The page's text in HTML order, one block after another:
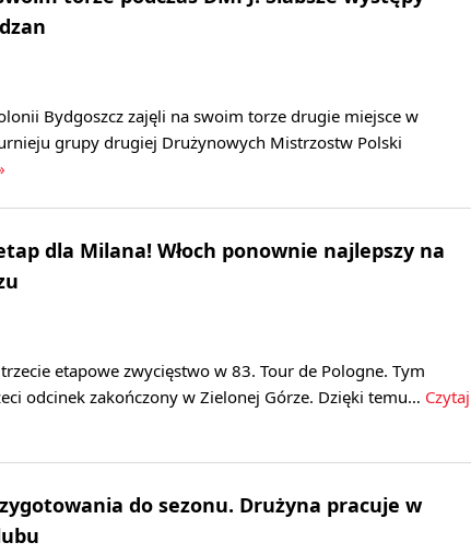
Bydgoszcz zajęli na swoim torze drugie miejsce w
grupy drugiej Drużynowych Mistrzostw Polski
dla Milana! Włoch ponownie najlepszy na
etapowe zwycięstwo w 83. Tour de Pologne. Tym
odcinek zakończony w Zielonej Górze. Dzięki temu… Czytaj
do sezonu. Drużyna pracuje w